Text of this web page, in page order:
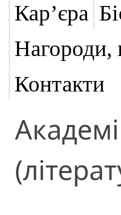
Кар’єра
Нагороди,
Контакти